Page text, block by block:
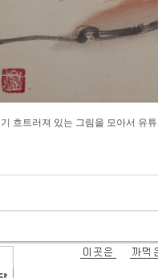
흐트러져 있는 그림을 모아서 유